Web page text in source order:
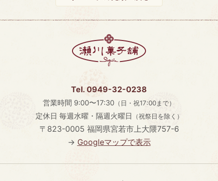
Tel. 0949-32-0238
営業時間 9:00〜17:30 （日・祝17:00まで）
定休日 毎週水曜・隔週火曜日 （祝祭日を除く）
〒823-0005 福岡県宮若市上大隈757-6
→ Googleマップで表示